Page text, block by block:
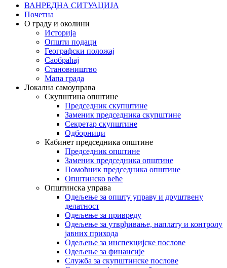
ВАНРЕДНА СИТУАЦИЈА
Почетна
О граду и околини
Историја
Општи подаци
Географски положај
Саобраћај
Становништво
Мапа града
Локална самоуправа
Скупштина општине
Председник скупштине
Заменик председника скупштине
Секретар скупштине
Одборници
Кабинет председника општине
Председник општине
Заменик председника општине
Помоћник председника општине
Општинско веће
Општинска управа
Одељење за општу управу и друштвену
делатност
Одељење за привреду
Одељење за утврђивање, наплату и контролу
јавних прихода
Одељење за инспекцијске послове
Одељење за финансије
Служба за скупштинске послове